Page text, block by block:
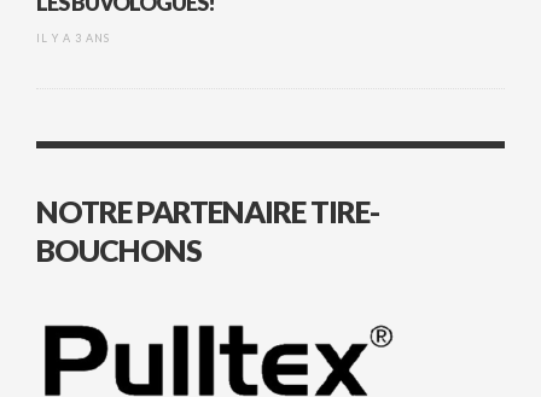
IL Y A 3 ANS
NOTRE PARTENAIRE TIRE-
BOUCHONS